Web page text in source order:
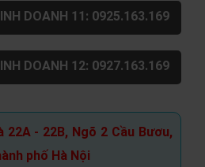
DOANH 11: 0925.163.169
DOANH 12: 0927.163.169
22A - 22B, Ngõ 2 Cầu Bươu,
phố Hà Nội